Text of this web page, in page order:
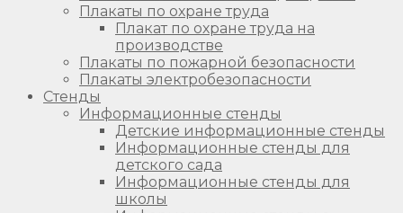
Плакаты по охране труда
Плакат по охране труда на
производстве
Плакаты по пожарной безопасности
Плакаты электробезопасности
Стенды
Информационные стенды
Детские информационные стенды
Информационные стенды для
детского сада
Информационные стенды для
школы